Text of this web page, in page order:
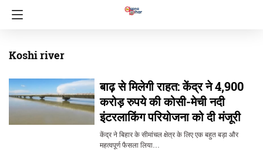
Koshi river
बाढ़ से मिलेगी राहत: केंद्र ने 4,900
करोड़ रुपये की कोसी-मेची नदी
इंटरलाकिंग परियोजना को दी मंजूरी
केंद्र ने बिहार के सीमांचल क्षेत्र के लिए एक बहुत बड़ा और
महत्वपूर्ण फैसला लिया…